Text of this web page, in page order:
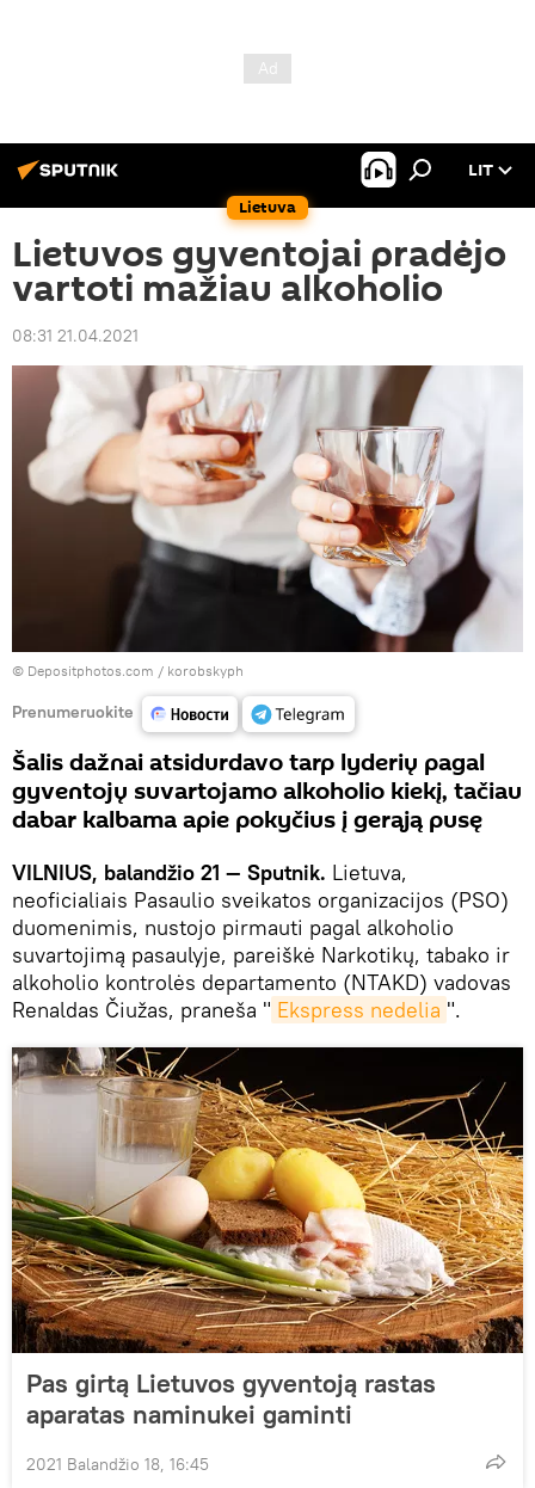
Lietuva
LIT
Lietuvos gyventojai pradėjo
vartoti mažiau alkoholio
08:31 21.04.2021
© Depositphotos.com / korobskyph
Prenumeruokite
Šalis dažnai atsidurdavo tarp lyderių pagal
gyventojų suvartojamo alkoholio kiekį, tačiau
dabar kalbama apie pokyčius į gerąją pusę
VILNIUS, balandžio 21 — Sputnik. Lietuva,
neoficialiais Pasaulio sveikatos organizacijos (PSO)
duomenimis, nustojo pirmauti pagal alkoholio
suvartojimą pasaulyje, pareiškė Narkotikų, tabako ir
alkoholio kontrolės departamento (NTAKD) vadovas
Renaldas Čiužas, praneša " Ekspress nedelia ".
Pas girtą Lietuvos gyventoją rastas
aparatas naminukei gaminti
2021 Balandžio 18, 16:45